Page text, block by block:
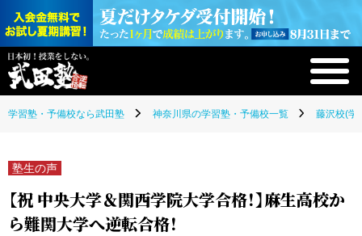
学習塾・予備校なら武田塾 神奈川県の学習塾・予備校一覧 藤沢校(学
塾生の声
【祝 中央大学＆関西学院大学合格！】麻生高校か
ら難関大学へ逆転合格！